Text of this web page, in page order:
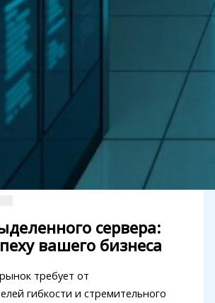
сервера:
вашего бизнеса
требует от
гибкости и стремительного